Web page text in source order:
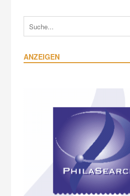
ANZEIGEN